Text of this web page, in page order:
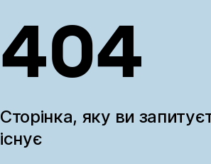
404
Сторінка, яку ви
існує